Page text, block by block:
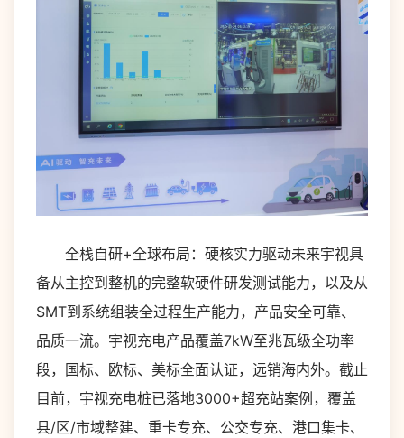
全栈自研+全球布局：硬核实力驱动未来宇视具
备从主控到整机的完整软硬件研发测试能力，以及从
SMT到系统组装全过程生产能力，产品安全可靠、
品质一流。宇视充电产品覆盖7kW至兆瓦级全功率
段，国标、欧标、美标全面认证，远销海内外。截止
目前，宇视充电桩已落地3000+超充站案例，覆盖
县/区/市域整建、重卡专充、公交专充、港口集卡、